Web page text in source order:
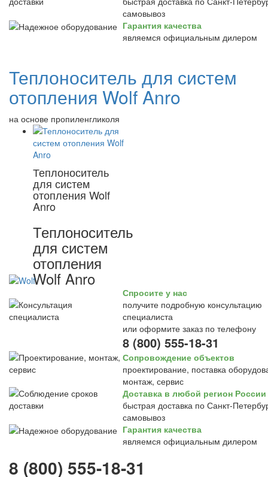
самовывоз
Гарантия качества
являемся официальным дилером
Теплоноситель для систем
отопления Wolf Anro
на основе пропиленгликоля
Теплоноситель
для систем
отопления Wolf
Anro
Теплоноситель
для систем
отопления
Wolf Anro
Спросите у нас
получите подробную консультацию
специалиста
или оформите заказ по телефону
8 (800) 555-18-31
Сопровождение объектов
проектирование, поставка
монтаж, сервис
Доставка в любой регион России
быстрая доставка по Санкт-
самовывоз
Гарантия качества
являемся официальным дилером
8 (800) 555-18-31